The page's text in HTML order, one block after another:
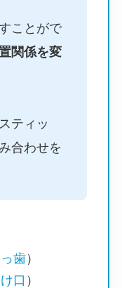
ことがで
関係を変
ティッ
合わせを
歯）
口 ）